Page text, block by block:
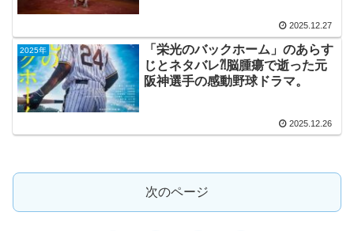
2025.12.27
2025年
「栄光のバックホーム」のあらす
じとネタバレ⁈脳腫瘍で逝った元
阪神選手の感動野球ドラマ。
2025.12.26
次のページ